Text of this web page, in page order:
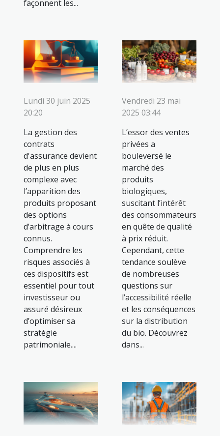
façonnent les...
Lundi 30 juin 2025
20:20
La gestion des
contrats
d'assurance devient
de plus en plus
complexe avec
l’apparition des
produits proposant
des options
d’arbitrage à cours
connus.
Comprendre les
risques associés à
ces dispositifs est
essentiel pour tout
investisseur ou
assuré désireux
d’optimiser sa
stratégie
patrimoniale....
Vendredi 23 mai
2025 03:44
L’essor des ventes
privées a
bouleversé le
marché des
produits
biologiques,
suscitant l’intérêt
des consommateurs
en quête de qualité
à prix réduit.
Cependant, cette
tendance soulève
de nombreuses
questions sur
l’accessibilité réelle
et les conséquences
sur la distribution
du bio. Découvrez
dans...